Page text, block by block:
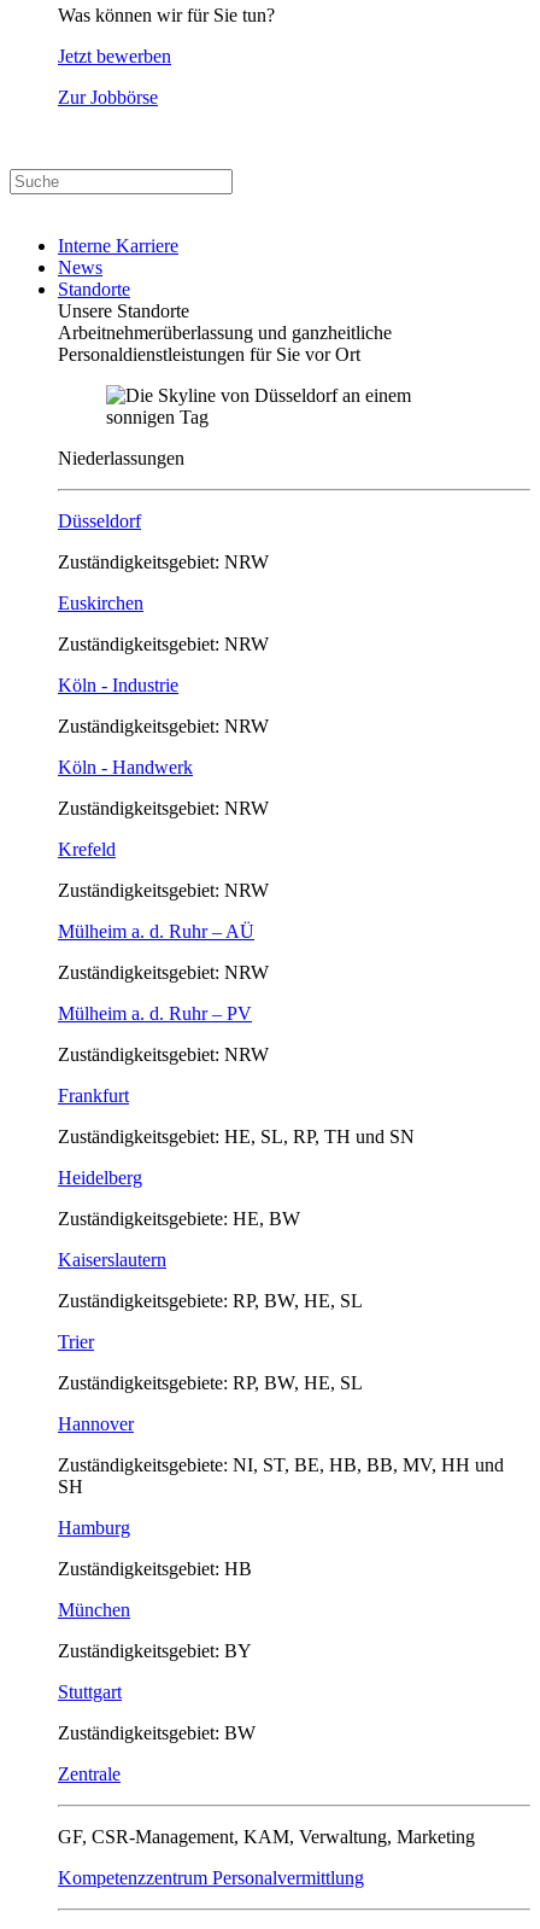
Was können wir für Sie tun?
Jetzt bewerben
Zur Jobbörse
Interne Karriere
News
Standorte
Unsere Standorte
Arbeitnehmerüberlassung und ganzheitliche
Personaldienstleistungen für Sie vor Ort
Niederlassungen
Düsseldorf
Zuständigkeitsgebiet: NRW
Euskirchen
Zuständigkeitsgebiet: NRW
Köln - Industrie
Zuständigkeitsgebiet: NRW
Köln - Handwerk
Zuständigkeitsgebiet: NRW
Krefeld
Zuständigkeitsgebiet: NRW
Mülheim a. d. Ruhr – AÜ
Zuständigkeitsgebiet: NRW
Mülheim a. d. Ruhr – PV
Zuständigkeitsgebiet: NRW
Frankfurt
Zuständigkeitsgebiet: HE, SL, RP, TH und SN
Heidelberg
Zuständigkeitsgebiete: HE, BW
Kaiserslautern
Zuständigkeitsgebiete: RP, BW, HE, SL
Trier
Zuständigkeitsgebiete: RP, BW, HE, SL
Hannover
Zuständigkeitsgebiete: NI, ST, BE, HB, BB, MV, HH und
SH
Hamburg
Zuständigkeitsgebiet: HB
München
Zuständigkeitsgebiet: BY
Stuttgart
Zuständigkeitsgebiet: BW
Zentrale
GF, CSR-Management, KAM, Verwaltung, Marketing
Kompetenzzentrum Personalvermittlung